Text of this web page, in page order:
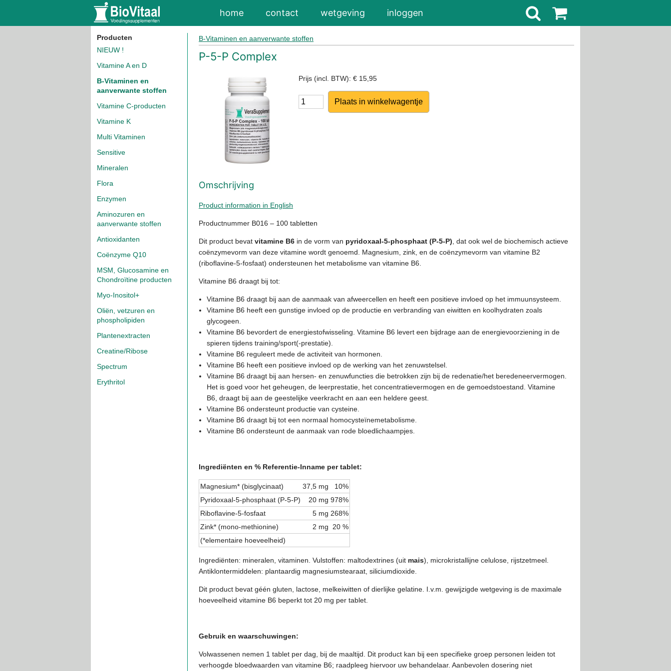
home contact wetgeving inloggen
Producten
NIEUW !
Vitamine A en D
B-Vitaminen en
aanverwante stoffen
Vitamine C-producten
Vitamine K
Multi Vitaminen
Sensitive
Mineralen
Flora
Enzymen
Aminozuren en
aanverwante stoffen
Antioxidanten
Coënzyme Q10
MSM, Glucosamine en
Chondroïtine producten
Myo-Inositol+
Oliën, vetzuren en
phospholipiden
Plantenextracten
Creatine/Ribose
Spectrum
Erythritol
B-Vitaminen en aanverwante stoffen
P-5-P Complex
Prijs (incl. BTW): € 15,95
Aantal
Omschrijving
Product information in English
Productnummer B016 – 100 tabletten
Dit product bevat vitamine B6 in de vorm van pyridoxaal-5-phosphaat (P-5-P) , dat ook wel de biochemisch actieve
coënzymevorm van deze vitamine wordt genoemd. Magnesium, zink, en de coënzymevorm van vitamine B2
(riboflavine-5-fosfaat) ondersteunen het metabolisme van vitamine B6.
Vitamine B6 draagt bij tot:
Vitamine B6 draagt bij aan de aanmaak van afweercellen en heeft een positieve invloed op het immuunsysteem.
Vitamine B6 heeft een gunstige invloed op de productie en verbranding van eiwitten en koolhydraten zoals
glycogeen.
Vitamine B6 bevordert de energiestofwisseling. Vitamine B6 levert een bijdrage aan de energievoorziening in de
spieren tijdens training/sport(-prestatie).
Vitamine B6 reguleert mede de activiteit van hormonen.
Vitamine B6 heeft een positieve invloed op de werking van het zenuwstelsel.
Vitamine B6 draagt bij aan hersen- en zenuwfuncties die betrokken zijn bij de redenatie/het beredeneervermogen.
Het is goed voor het geheugen, de leerprestatie, het concentratievermogen en de gemoedstoestand. Vitamine
B6, draagt bij aan de geestelijke veerkracht en aan een heldere geest.
Vitamine B6 ondersteunt productie van cysteine.
Vitamine B6 draagt bij tot een normaal homocysteïnemetabolisme.
Vitamine B6 ondersteunt de aanmaak van rode bloedlichaampjes.
Ingrediënten en % Referentie-Inname per tablet:
Magnesium* (bisglycinaat) 37,5 mg
10%
Pyridoxaal-5-phosphaat (P-5-P)
20 mg 978%
Riboflavine-5-fosfaat
5 mg 268%
Zink* (mono-methionine)
2 mg
20 %
(*elementaire hoeveelheid)
Ingrediënten: mineralen, vitaminen. Vulstoffen: maltodextrines (uit mais), microkristallijne celulose, rijstzetmeel.
Antiklontermiddelen: plantaardig magnesiumstearaat, siliciumdioxide.
Dit product bevat géén gluten, lactose, melkeiwitten of dierlijke gelatine. I.v.m. gewijzigde wetgeving is de maximale
hoeveelheid vitamine B6 beperkt tot 20 mg per tablet.
Gebruik en waarschuwingen:
Volwassenen nemen 1 tablet per dag, bij de maaltijd. Dit product kan bij een specifieke groep personen leiden tot
verhoogde bloedwaarden van vitamine B6; raadpleeg hiervoor uw behandelaar. Aanbevolen dosering niet